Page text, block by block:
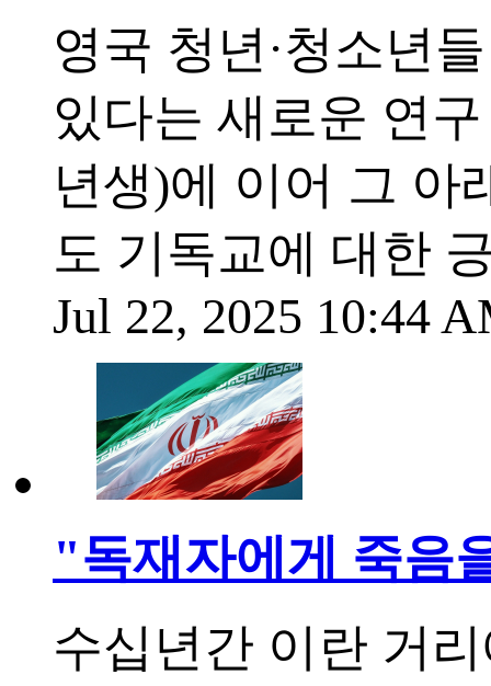
영국 청년·청소년
있다는 새로운 연
년생)에 이어 그 아
도 기독교에 대한
Jul 22, 2025 10:44
"독재자에게 죽음
수십년간 이란 거